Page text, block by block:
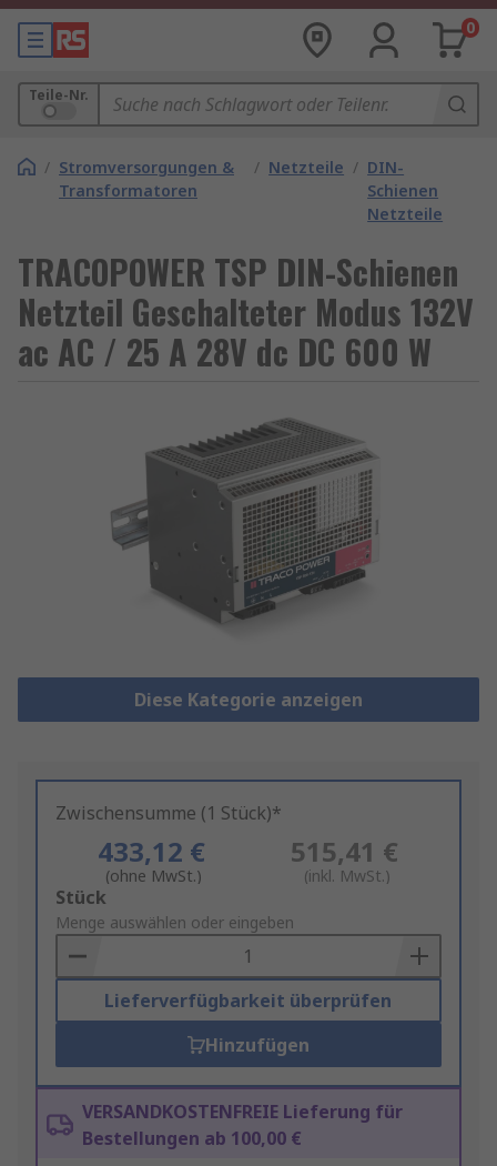
0
Teile-Nr.
/ Stromversorgungen &
Transformatoren
/ Netzteile / DIN-
Schienen
Netzteile
TRACOPOWER TSP DIN-Schienen
Netzteil Geschalteter Modus 132V
ac AC / 25 A 28V dc DC 600 W
Diese Kategorie anzeigen
Zwischensumme (1 Stück)*
433,12 €
(ohne MwSt.)
515,41 €
(inkl. MwSt.)
Add
to
Basket
Stück
Menge auswählen oder eingeben
Lieferverfügbarkeit überprüfen
Hinzufügen
VERSANDKOSTENFREIE Lieferung für
Bestellungen ab 100,00 €